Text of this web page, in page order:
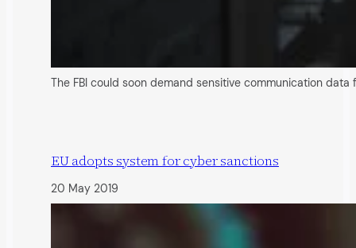
The FBI could soon demand sensitive communication
EU adopts system for cyber sanctions
20 May 2019